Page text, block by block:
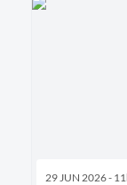
29 JUN 2026 -